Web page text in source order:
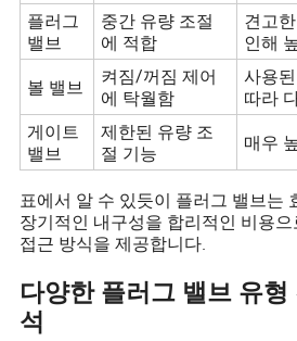
플러그
밸브
중간 유량 조절
에 적합
견고
인해
볼 밸브
켜짐/꺼짐 제어
에 탁월함
사용
따라
게이트
밸브
제한된 유량 조
절 기능
매우
표에서 알 수 있듯이 플러그 밸브는
장기적인 내구성을 합리적인 비용
접근 방식을 제공합니다.
다양한 플러그 밸브 유
석